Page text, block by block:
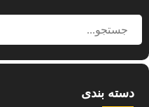
دسته بندی